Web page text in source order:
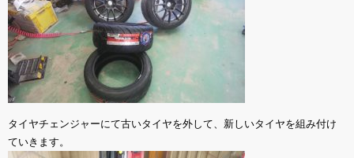
タイヤチェンジャーにて古いタイヤを外して、新しいタイヤを組み付け
ていきます。